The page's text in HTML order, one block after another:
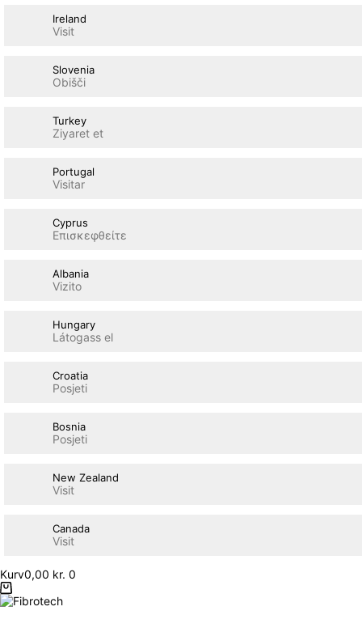
Ireland
Visit
Slovenia
Obišči
Turkey
Ziyaret et
Portugal
Visitar
Cyprus
Επισκεφθείτε
Albania
Vizito
Hungary
Látogass el
Croatia
Posjeti
Bosnia
Posjeti
New Zealand
Visit
Canada
Visit
Kurv0,00 kr. 0